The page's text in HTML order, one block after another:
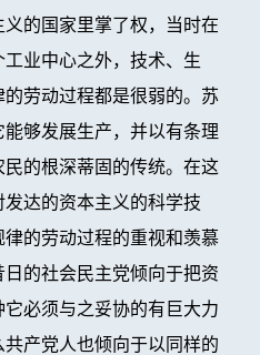
的国家里掌了权，当时在
业中心之外，技术、生
劳动过程都是很弱的。苏
够发展生产，并以有条理
的根深蒂固的传统。在这
达的资本主义的科学技
的劳动过程的重视和羡慕
的社会民主党倾向于把资
必须与之妥协的有巨大力
产党人也倾向于以同样的